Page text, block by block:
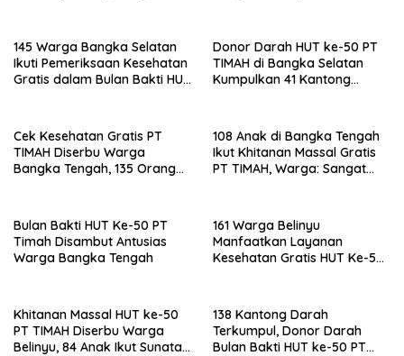
145 Warga Bangka Selatan
Ikuti Pemeriksaan Kesehatan
Gratis dalam Bulan Bakti HUT
Donor Darah HUT ke-50 PT
TIMAH di Bangka Selatan
Kumpulkan 41 Kantong
Cek Kesehatan Gratis PT
TIMAH Diserbu Warga
Bangka Tengah, 135 Orang
108 Anak di Bangka Tengah
Ikut Khitanan Massal Gratis
PT TIMAH, Warga: Sangat
Bulan Bakti HUT Ke-50 PT
Timah Disambut Antusias
Warga Bangka Tengah
161 Warga Belinyu
Manfaatkan Layanan
Kesehatan Gratis HUT Ke-50
Khitanan Massal HUT ke-50
PT TIMAH Diserbu Warga
Belinyu, 84 Anak Ikut Sunatan
138 Kantong Darah
Terkumpul, Donor Darah
Bulan Bakti HUT ke-50 PT